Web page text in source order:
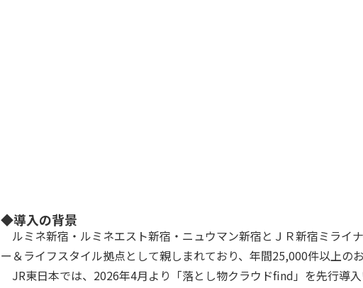
◆導入の背景
ルミネ新宿・ルミネエスト新宿・ニュウマン新宿とＪＲ新宿ミライ
ー＆ライフスタイル拠点として親しまれており、年間25,000件以上の
JR東日本では、2026年4月より「落とし物クラウドfind」を先行導